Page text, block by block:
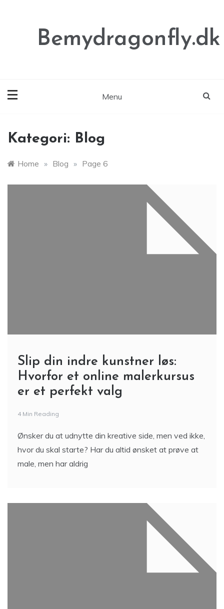
Bemydragonfly.dk
Menu
Kategori: Blog
Home » Blog » Page 6
Slip din indre kunstner løs:
Hvorfor et online malerkursus
er et perfekt valg
4 Min Reading
Ønsker du at udnytte din kreative side, men ved ikke,
hvor du skal starte? Har du altid ønsket at prøve at
male, men har aldrig